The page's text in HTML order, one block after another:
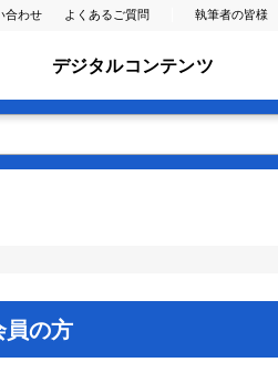
合わせ よくあるご質問 執筆者の皆様
デジタルコンテンツ
員の方